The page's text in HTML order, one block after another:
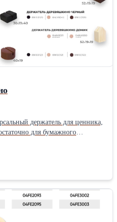
держатель для ценника,
для бумажного
Товар серии Деревяшкино.